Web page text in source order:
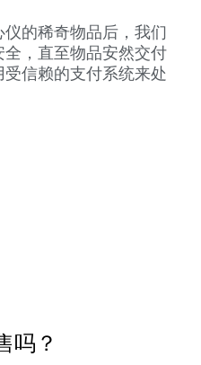
仪的稀奇物品后，我们
，直至物品安然交付
信赖的支付系统来处
吗？